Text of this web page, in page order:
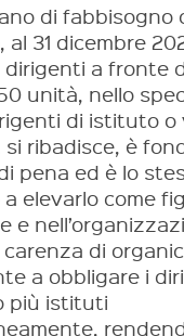
di fabbisogno
al 31 dicembre
a fronte
unità, nello
di istituto o
ribadisce, è
pena ed è lo
elevarlo come
e
di
a obbligare i
più istituti